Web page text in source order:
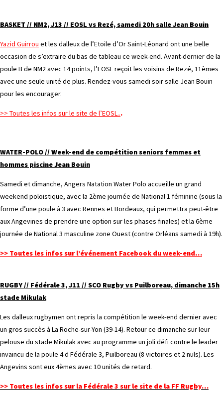
BASKET // NM2, J13 // EOSL vs Rezé, samedi 20h salle Jean Bouin
Yazid Guirrou et les dalleux de l’Etoile d’Or Saint-Léonard ont une belle
occasion de s’extraire du bas de tableau ce week-end. Avant-dernier de la
poule B de NM2 avec 14 points, l’EOSL reçoit les voisins de Rezé, 11èmes
avec une seule unité de plus. Rendez-vous samedi soir salle Jean Bouin
pour les encourager.
>> Toutes les infos sur le site de l’EOSL...
WATER-POLO // Week-end de compétition seniors femmes et
hommes piscine Jean Bouin
Samedi et dimanche, Angers Natation Water Polo accueille un grand
weekend poloistique, avec la 2ème journée de National 1 féminine (sous la
forme d’une poule à 3 avec Rennes et Bordeaux, qui permettra peut-être
aux Angevines de prendre une option sur les phases finales) et la 6ème
journée de National 3 masculine zone Ouest (contre Orléans samedi à 19h).
>> Toutes les infos sur l’événement Facebook du week-end…
RUGBY // Fédérale 3, J11 // SCO Rugby vs Puilboreau, dimanche 15h
stade Mikulak
Les dalleux rugbymen ont repris la compétition le week-end dernier avec
un gros succès à La Roche-sur-Yon (39-14). Retour ce dimanche sur leur
pelouse du stade Mikulak avec au programme un joli défi contre le leader
invaincu de la poule 4 d Fédérale 3, Puilboreau (8 victoires et 2 nuls). Les
Angevins sont eux 4èmes avec 10 unités de retard.
>> Toutes les infos sur la Fédérale 3 sur le site de la FF Rugby…